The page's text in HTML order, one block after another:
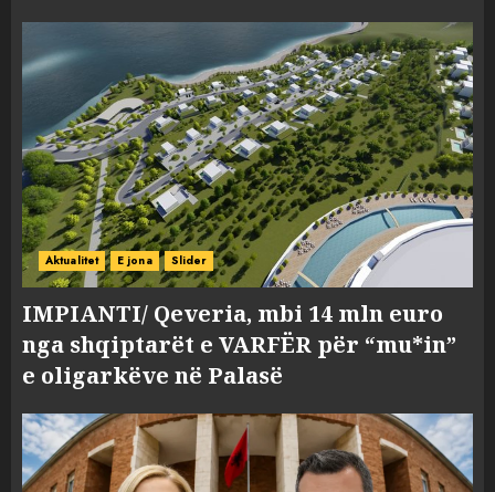
Aktualitet E jona Slider
IMPIANTI/ Qeveria, mbi 14 mln euro
nga shqiptarët e VARFËR për “mu*in”
e oligarkëve në Palasë